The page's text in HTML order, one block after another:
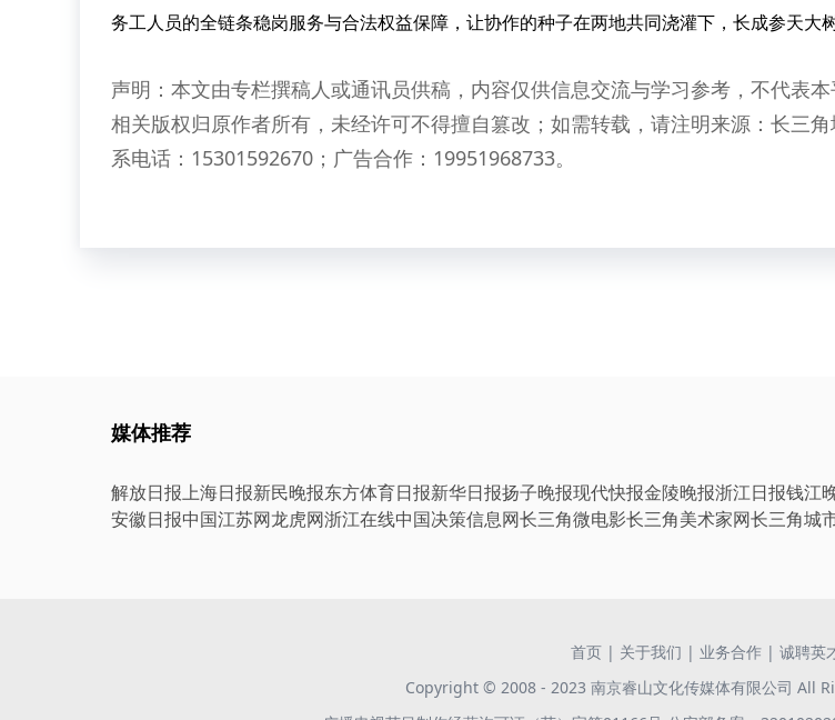
务工人员的全链条稳岗服务与合法权益保障，让协作的种子在两地共同浇灌下，长成参天大树
声明：本文由专栏撰稿人或通讯员供稿，内容仅供信息交流与学习参考，不代表本
相关版权归原作者所有，未经许可不得擅自篡改；如需转载，请注明来源：长三
系电话：15301592670；广告合作：19951968733。
媒体推荐
解放日报上海日报新民晚报东方体育日报新华日报扬子晚报现代快报金陵晚报浙江日报钱江
安徽日报中国江苏网龙虎网浙江在线中国决策信息网长三角微电影长三角美术家网长三角城
首页 | 关于我们 | 业务合作 | 诚聘英
Copyright © 2008 - 2023 南京睿山文化传媒体有限公司 All